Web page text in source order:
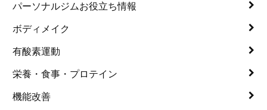
パーソナルジムお役立ち情報
ボディメイク
有酸素運動
栄養・食事・プロテイン
機能改善